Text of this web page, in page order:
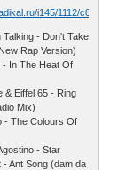
Talking - Don't Take
Rap Version)
- In The Heat Of
& Eiffel 65 - Ring
Mix)
- The Colours Of
- Star
- Ant Song (dam da